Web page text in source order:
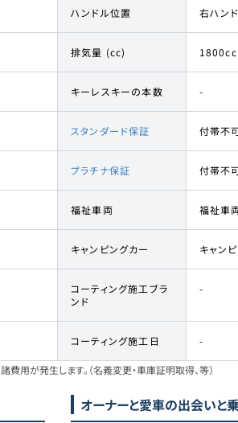
ハンドル位置 右ハン
排気量 (cc) 1800cc
キーレスキーの本数 -
スタンダード保証 付帯不
プラチナ保証 付帯不
福祉車両 福祉車
キャンピングカー キャン
コーティング施工ブラ
ンド
-
コーティング施工日 -
用が発生します。（名義変更・車庫証明取得、等）
オーナーと愛車の出会いと